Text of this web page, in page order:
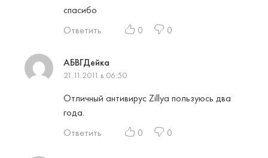
спасибо
Ответить
0 0
АБВГДейка
21.11.2011 в 06:50
Отличный антивирус Zillya пользуюсь два
года.
Ответить
0 0